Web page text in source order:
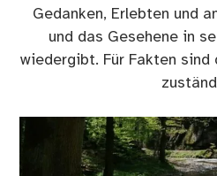
Gedanken, Erlebten und
und das Gesehene in
wiedergibt. Für Fakten sind